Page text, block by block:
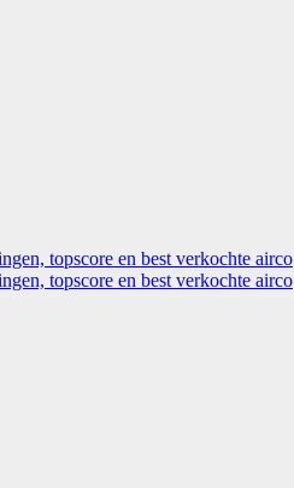
topscore en best verkochte airco
topscore en best verkochte airco